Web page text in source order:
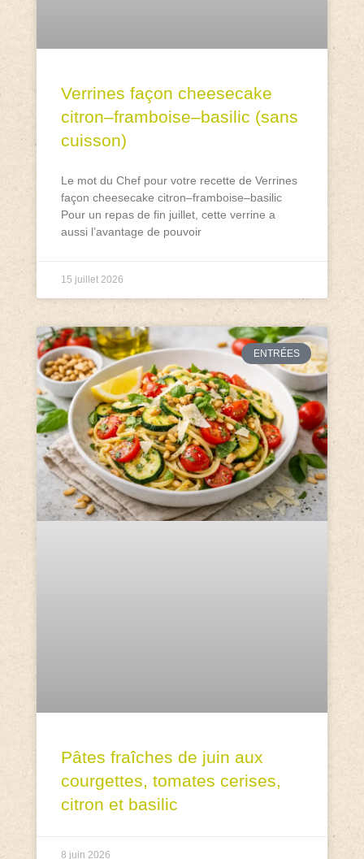
Verrines façon cheesecake
citron–framboise–basilic (sans
cuisson)
Le mot du Chef pour votre recette de Verrines
façon cheesecake citron–framboise–basilic
Pour un repas de fin juillet, cette verrine a
aussi l’avantage de pouvoir
15 juillet 2026
ENTRÉES
Pâtes fraîches de juin aux
courgettes, tomates cerises,
citron et basilic
8 juin 2026